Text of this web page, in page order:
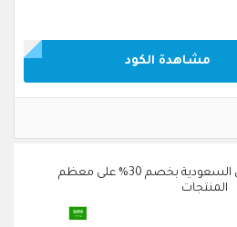
مشاهدة الكود
كوبون خصم نمشي في السعودية بخصم 30% على معظم
المنتجات